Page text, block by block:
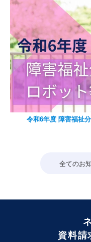
令和6年度 障害福祉
全てのお
資料請